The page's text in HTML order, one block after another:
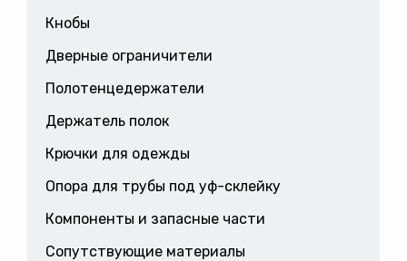
Кнобы
Дверные ограничители
Полотенцедержатели
Держатель полок
Крючки для одежды
Опора для трубы под уф-склейку
Компоненты и запасные части
Сопутствующие материалы